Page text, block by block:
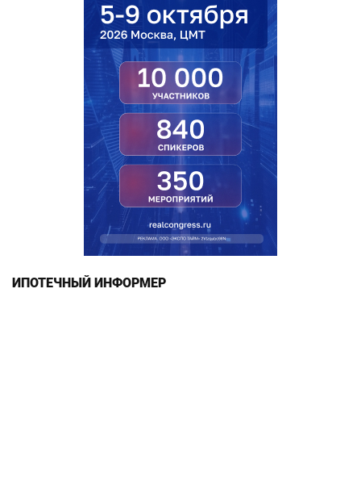
ИПОТЕЧНЫЙ ИНФОРМЕР